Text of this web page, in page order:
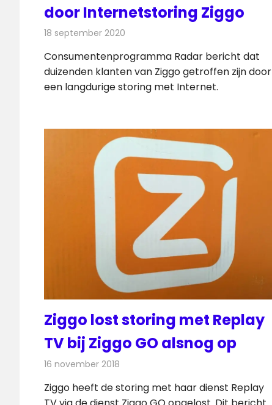
door Internetstoring Ziggo
18 september 2020
Consumentenprogramma Radar bericht dat
duizenden klanten van Ziggo getroffen zijn door
een langdurige storing met Internet.
Ziggo lost storing met Replay
TV bij Ziggo GO alsnog op
16 november 2018
Ziggo heeft de storing met haar dienst Replay